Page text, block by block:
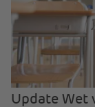
Update Wet